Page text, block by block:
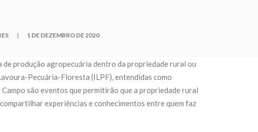
| 1 DE DEZEMBRO DE 2020
produção agropecuária dentro da propriedade rural ou
Pecuária-Floresta (ILPF), entendidas como
são eventos que permitirão que a propriedade rural
experiências e conhecimentos entre quem faz